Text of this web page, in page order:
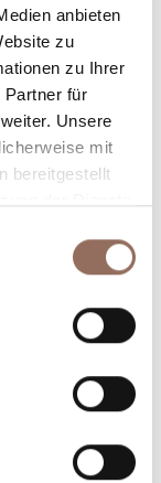
anbieten
zu
zu Ihrer
Partner für
Unsere
mit
bereitgestellt
du in jedem
unternehmen
in Echtzeit.
Essen und